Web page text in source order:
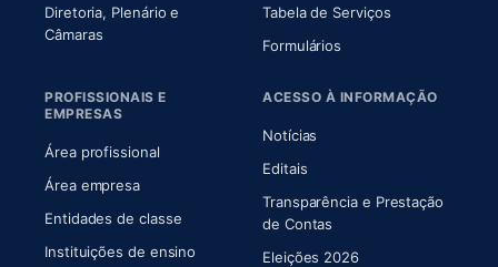
Diretoria, Plenário e
Câmaras(abre em nova aba)
Tabela de Serviços
Formulários
PROFISSIONAIS E
EMPRESAS
Área profissional
Área empresa
Entidades de classe
Instituições de ensino
ACESSO À INFORMAÇÃO
Notícias
Editais
Transparência e Prestação
de Contas
Eleições 2026